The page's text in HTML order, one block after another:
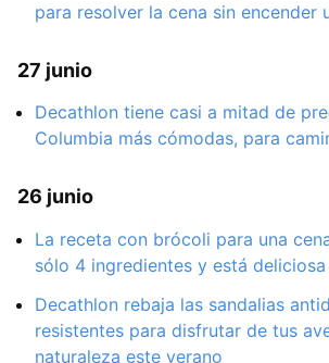
para resolver la cena sin encender
27 junio
Decathlon tiene casi a mitad de
Columbia más cómodas, para
26 junio
La receta con brócoli para una
sólo 4 ingredientes y está deliciosa
Decathlon rebaja las sandalias
resistentes para disfrutar de tus
naturaleza este verano